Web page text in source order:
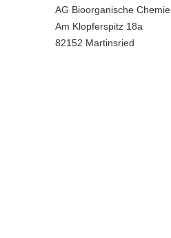
AG Bioorganische Chemie
Am Klopferspitz 18a
82152 Martinsried